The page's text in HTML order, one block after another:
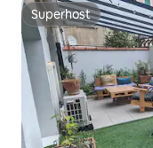
Superhost
Superhost